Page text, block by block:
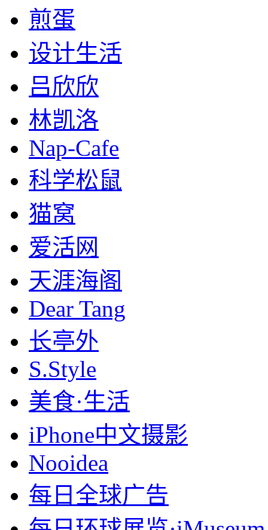
煎蛋
设计生活
吕欣欣
林凯洛
Nap-Cafe
科学松鼠
猫窝
爱活网
天涯海阁
Dear Tang
长亭外
S.Style
美食·生活
iPhone中文摄影
Nooidea
每日全球广告